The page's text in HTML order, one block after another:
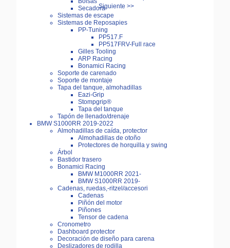
Secadora
Sistemas de escape
Sistemas de Reposapies
PP-Tuning
PP517.F
PP517FRV-Full race
Gilles Tooling
ARP Racing
Bonamici Racing
Soporte de carenado
Soporte de montaje
Tapa del tanque, almohadillas
Eazi-Grip
Stompgrip®
Tapa del tanque
Tapón de llenado/drenaje
BMW S1000RR 2019-2022
Almohadillas de caída, protector
Almohadillas de otoño
Protectores de horquilla y swing
Árbol
Bastidor trasero
Bonamici Racing
BMW M1000RR 2021-
BMW S1000RR 2019-
Cadenas, ruedas,-ritzel/accesori
Cadenas
Piñón del motor
Piñones
Tensor de cadena
Cronometro
Dashboard protector
Decoración de diseño para carena
Deslizadores de rodilla
Siguiente >>